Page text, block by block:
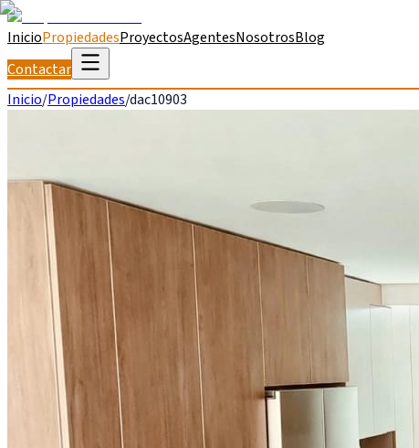
InicioPropiedadesProyectosAgentesNosotrosBlog
Contactar
Inicio/Propiedades/dac10903